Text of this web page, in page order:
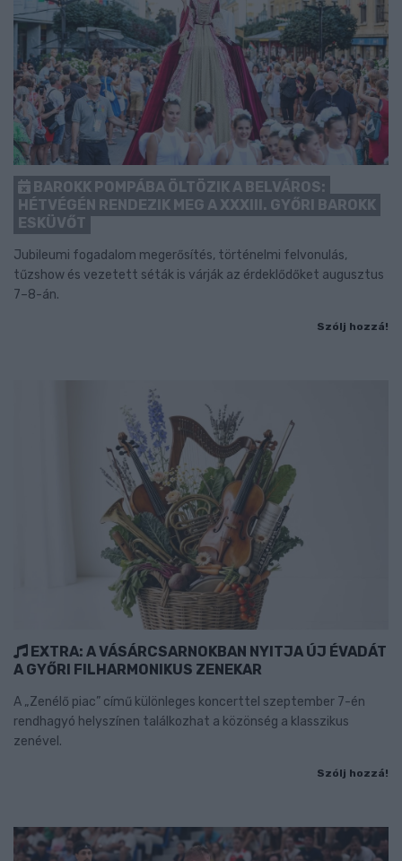
BAROKK POMPÁBA ÖLTÖZIK A BELVÁROS:
HÉTVÉGÉN RENDEZIK MEG A XXXIII. GYŐRI BAROKK
ESKÜVŐT
Jubileumi fogadalom megerősítés, történelmi felvonulás,
tűzshow és vezetett séták is várják az érdeklődőket augusztus
7–8-án.
Szólj hozzá!
EXTRA: A VÁSÁRCSARNOKBAN NYITJA ÚJ ÉVADÁT
A GYŐRI FILHARMONIKUS ZENEKAR
A „Zenélő piac” című különleges koncerttel szeptember 7-én
rendhagyó helyszínen találkozhat a közönség a klasszikus
zenével.
Szólj hozzá!